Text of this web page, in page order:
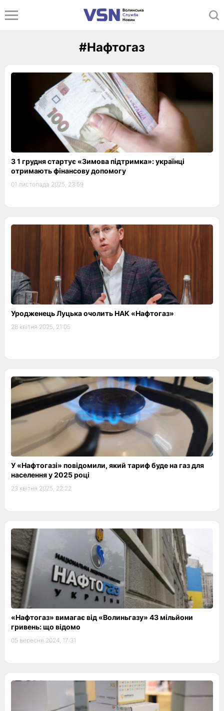
#Нафтогаз
З 1 грудня стартує «Зимова підтримка»: українці
отримають фінансову допомогу
01 листопада 2025, 23:59
Уродженець Луцька очолить НАК «Нафтогаз»
28 квітня 2025, 21:05
У «Нафтогазі» повідомили, який тариф буде на газ для
населення у 2025 році
23 квітня 2025, 22:22
«Нафтогаз» вимагає від «Волиньгазу» 43 мільйони
гривень: що відомо
05 вересня 2024, 17:31